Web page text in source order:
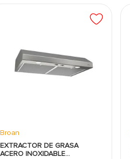
cocinar múltiples recetas a
el uso diario y aporta un estilo
uniforme y resultados
la limpieza después de cada
Broan
EXTRACTOR DE GRASA
ACERO INOXIDABLE